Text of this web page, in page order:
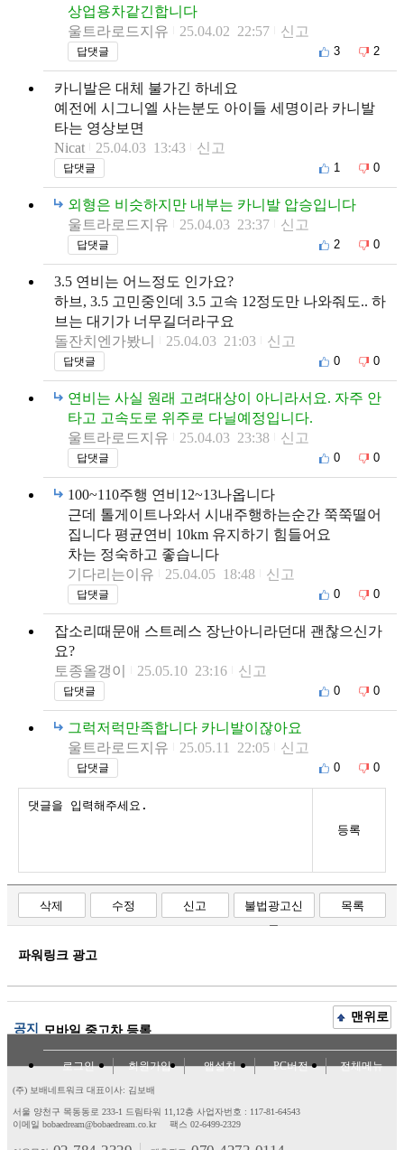
상업용차같긴합니다
울트라로드지유
25.04.02 22:57 신고
답댓글 3 2
카니발은 대체 불가긴 하네요
예전에 시그니엘 사는분도 아이들 세명이라 카니발
타는 영상보면
Nicat
25.04.03 13:43 신고
답댓글 1 0
외형은 비슷하지만 내부는 카니발 압승입니다
울트라로드지유
25.04.03 23:37 신고
답댓글 2 0
3.5 연비는 어느정도 인가요?
하브, 3.5 고민중인데 3.5 고속 12정도만 나와줘도.. 하
브는 대기가 너무길더라구요
돌잔치엔가봤니
25.04.03 21:03 신고
답댓글 0 0
연비는 사실 원래 고려대상이 아니라서요. 자주 안
타고 고속도로 위주로 다닐예정입니다.
울트라로드지유
25.04.03 23:38 신고
답댓글 0 0
100~110주행 연비12~13나옵니다
근데 톨게이트나와서 시내주행하는순간 쭉쭉떨어
집니다 평균연비 10km 유지하기 힘들어요
차는 정숙하고 좋습니다
기다리는이유
25.04.05 18:48 신고
답댓글 0 0
잡소리때문애 스트레스 장난아니라던대 괜찮으신가
요?
토종올갱이
25.05.10 23:16 신고
답댓글 0 0
그럭저럭만족합니다 카니발이잖아요
울트라로드지유
25.05.11 22:05 신고
답댓글 0 0
등록
삭제 수정 신고
불법광고신
고
목록
파워링크 광고
공지 모바일 중고차 등록
맨위로
로그인 회원가입 앱설치 PC버전 전체메뉴
(주) 보배네트워크 대표이사: 김보배
서울 양천구 목동동로 233-1 드림타워 11,12층 사업자번호 : 117-81-64543
이메일 bobaedream@bobaedream.co.kr
팩스 02-6499-2329